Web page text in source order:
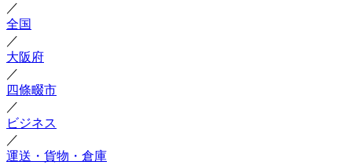
／
全国
／
大阪府
／
四條畷市
／
ビジネス
／
運送・貨物・倉庫